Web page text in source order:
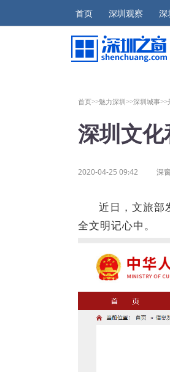
首页 深圳观察 深
首页>>魅力深圳>>深圳城事>>
深圳文
2020-04-25 09:42 深
近日，文旅部
全文明记心中。